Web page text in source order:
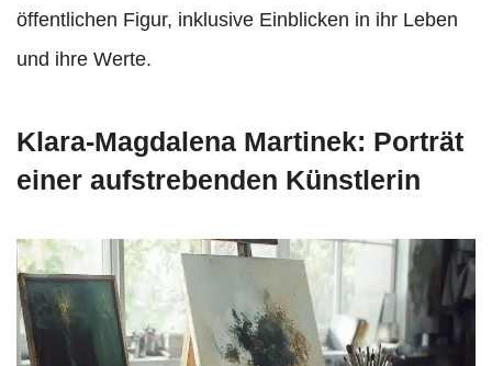
öffentlichen Figur, inklusive Einblicken in ihr Leben
und ihre Werte.
Klara-Magdalena Martinek: Porträt
einer aufstrebenden Künstlerin